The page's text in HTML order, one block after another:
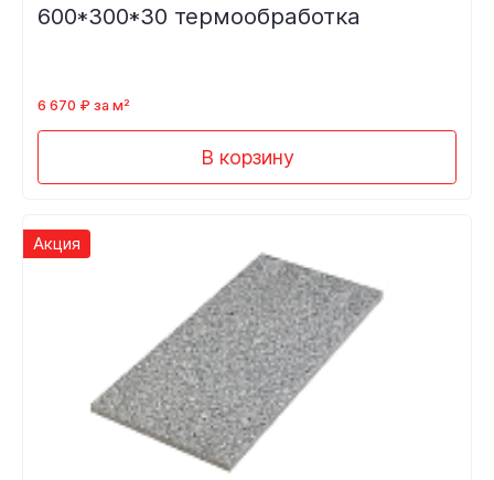
600*300*30 термообработка
6 670 ₽ за м²
В корзину
Акция